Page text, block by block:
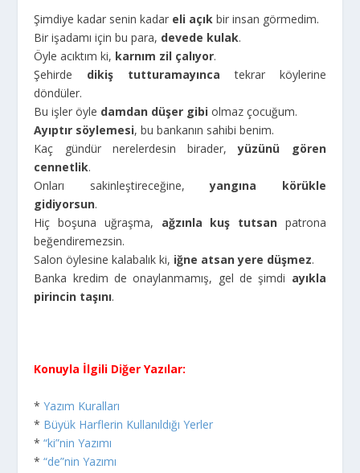
Şimdiye kadar senin kadar eli açık bir insan görmedim.
Bir işadamı için bu para, devede kulak.
Öyle acıktım ki, karnım zil çalıyor.
Şehirde dikiş tutturamayınca tekrar köylerine
döndüler.
Bu işler öyle damdan düşer gibi olmaz çocuğum.
Ayıptır söylemesi, bu bankanın sahibi benim.
Kaç gündür nerelerdesin birader,yüzünü gören
cennetlik.
Onları sakinleştireceğine,yangına körükle
gidiyorsun.
Hiç boşuna uğraşma, ağzınla kuş tutsanpatrona
beğendiremezsin.
Salon öylesine kalabalık ki, iğne atsan yere düşmez.
Banka kredim de onaylanmamış, gel de şimdi ayıkla
pirincin taşını.
Konuyla İlgili Diğer Yazılar:
*Yazım Kuralları
* Büyük Harflerin Kullanıldığı Yerler
*“ki”nin Yazımı
*“de”nin Yazımı